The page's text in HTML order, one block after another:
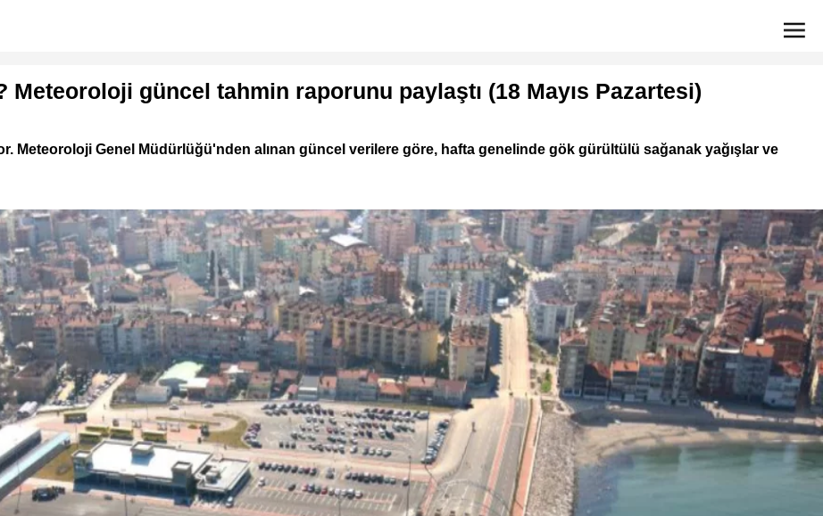
Meteoroloji güncel tahmin raporunu paylaştı (18 Mayıs Pazartesi)
Meteoroloji Genel Müdürlüğü'nden alınan güncel verilere göre, hafta genelinde gök gürültülü sağanak yağışlar ve